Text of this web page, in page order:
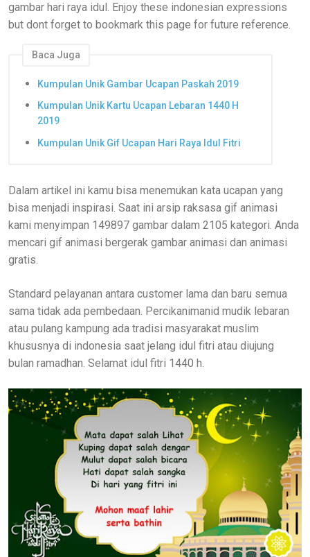
gambar hari raya idul. Enjoy these indonesian expressions
but dont forget to bookmark this page for future reference.
Baca Juga
Kumpulan Unik Gambar Ucapan Paskah 2019
Kumpulan Unik Kartu Ucapan Lebaran 1440 H
2019
Kumpulan Unik Gif Ucapan Hari Raya Idul Fitri
Dalam artikel ini kamu bisa menemukan kata ucapan yang
bisa menjadi inspirasi. Saat ini arsip raksasa gif animasi
kami menyimpan 149897 gambar dalam 2105 kategori. Anda
mencari gif animasi bergerak gambar animasi dan animasi
gratis.
Standard pelayanan antara customer lama dan baru semua
sama tidak ada pembedaan. Percikanimanid mudik lebaran
atau pulang kampung ada tradisi masyarakat muslim
khususnya di indonesia saat jelang idul fitri atau diujung
bulan ramadhan. Selamat idul fitri 1440 h.